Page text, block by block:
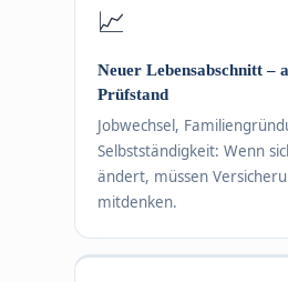
📈
Neuer Lebensabschnitt –
Prüfstand
Jobwechsel,
Selbstständigkeit: Wenn
ändert, müssen
mitdenken.